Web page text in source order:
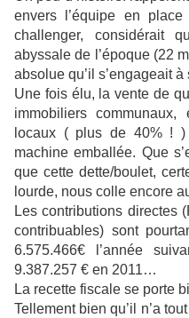
envers l’équipe en
challenger, considérait
abyssale de l’époque (22
absolue qu’il s’engageait
Une fois élu, la vente de
immobiliers communaux,
locaux ( plus de 40% !
machine emballée. Que
que cette dette/boulet,
lourde, nous colle encore
Les contributions directes
contribuables) sont
6.575.466€ l’année
9.387.257 € en 2011…
La recette fiscale se porte
Tellement bien qu’il n’a